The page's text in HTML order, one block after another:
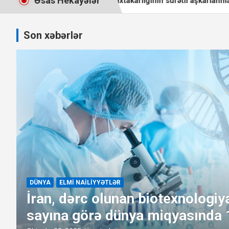
Son xəbərlər
DÜNYA ELMI NAILIYYƏTLƏR
İran biotexnologiya
dünyada 13-cü yerdə